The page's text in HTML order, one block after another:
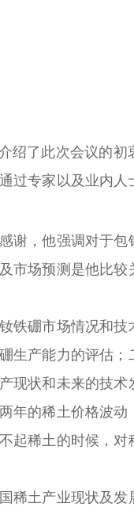
了此次会议的初
过专家以及业内
，他强调对于包
市场预测是他比
硼市场情况和技
生产能力的评估
现状和未来的技
年的稀土价格波
起稀土的时候，
土产业现状及发